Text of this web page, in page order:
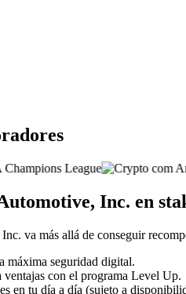
Inc. en
va más allá de conseguir
máxima seguridad digital.
ventajas con el programa Level Up.
en tu día a día (sujeto a